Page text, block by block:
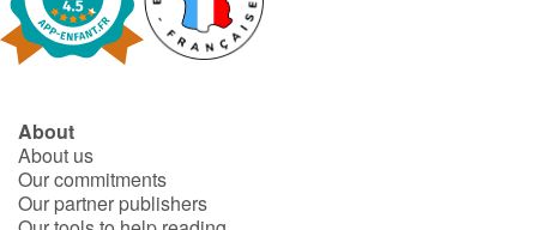
About
About us
Our commitments
Our partner publishers